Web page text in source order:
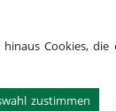
Cookies,
zustimmen